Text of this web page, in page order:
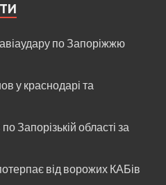
по Запоріжжю
у краснодарі та
Запорізькій області за
від ворожих КАБів